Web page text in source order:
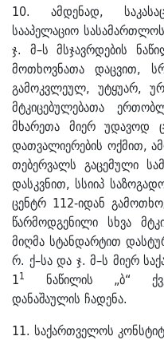
10. ამდენად,
სააპელაციო
ჯ. მ–ს მსჯავრდების
მოთხოვნათა დაცვით,
გამოკვლეულ, უტყუარ,
მტკიცებულებათა
მხარეთა მიერ უდავოდ
დათვალიერების ოქმით,
თებერვალს გაცემული
დასკვნით, სსიიპ
ცენტრ 112-იდან
წარმოდგენილი სხვა
მიღმა სტანდარტით
რ. ქ–სა და ჯ. მ–ს მიერ
11
ნაწილის „ბ“
დანაშაულის ჩადენა.
11. საქართველოს